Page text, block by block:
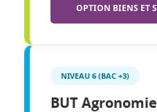
OPTION BIENS ET
NIVEAU 6 (BAC +3)
BUT Agronomie